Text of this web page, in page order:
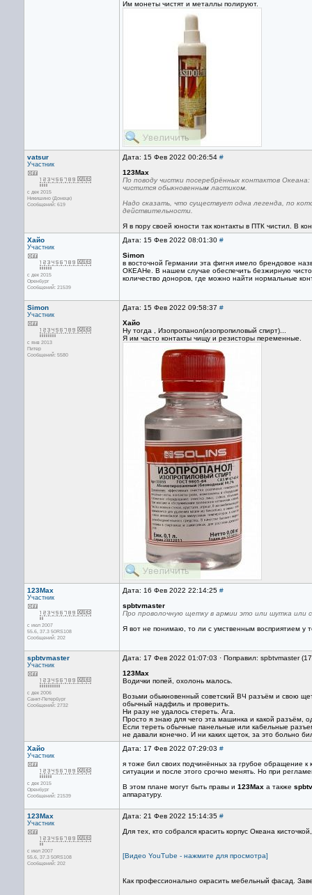
Им монеты чистят и металлы полируют.
vatsur
Участник
с дек 2015
Никишино (Донецк)
Сообщений: 619
Дата: 15 Фев 2022 00:26:54 #
123Max
По поводу чистки посеребрённых контактов
чистится обыкновенным ластиком.
Надо сказать, что существует одна легенда, по
действительности.
Я в пору своей юности так контакты в ПТК чистил. В
Хайо
Участник
с дек 2015
Оренбург
Сообщений: 21539
Дата: 15 Фев 2022 08:01:30 #
Simon
в восточной Германии эта фигня имело брендовое
ОКЕАНе. В нашем случае обеспечить безжирную
количество доноров, где можно найти нормальные
Simon
Участник
с янв 2013
Питер
Сообщений: 5580
Дата: 15 Фев 2022 09:58:37 #
Хайо
Ну тогда , Изопропанол(изопропиловый спирт)...
Я им часто контакты чищу и резисторы переменные.
123Max
Участник
с июл 2007
55.6, 37.3 50RS108
Сообщений: 202
Дата: 16 Фев 2022 22:14:25 #
spbtvmaster
Про проволочную щетку в армии это или шутка или
Я вот не понимаю, то ли с умственным восприятием у
spbtvmaster
Участник
с дек 2006
Санкт-Петербург
Сообщений: 2732
Дата: 17 Фев 2022 01:07:03 · Поправил: spbtvmaster
123Max
Водички попей, охолонь малось.
Возьми обыкновенный советский ВЧ разъём и свою
обычный надфиль и проверить.
Ни разу не удалось стереть. Ага.
Просто я знаю для чего эта машинка и какой разъём,
Если тереть обычные панельные или кабельные
не давали конечно. И ни каких щеток, за это больно
Хайо
Участник
с дек 2015
Оренбург
Сообщений: 21539
Дата: 17 Фев 2022 07:29:03 #
я тоже бил своих подчинённых за грубое обращение к
ситуации и после этого срочно менять. Но при
В этом плане могут быть правы и 123Max а также
аппаратуру.
123Max
Участник
с июл 2007
55.6, 37.3 50RS108
Сообщений: 202
Дата: 21 Фев 2022 15:14:35 #
Для тех, кто собрался красить корпус Океана
[Видео YouTube - нажмите для просмотра]
Как профессионально окрасить мебельный фасад.